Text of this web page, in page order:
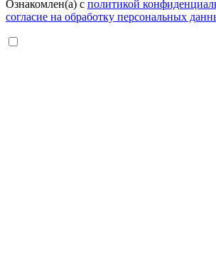
Ознакомлен(а) с политикой
согласие на обработку персональных